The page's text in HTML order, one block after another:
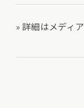
» 詳細はメディア